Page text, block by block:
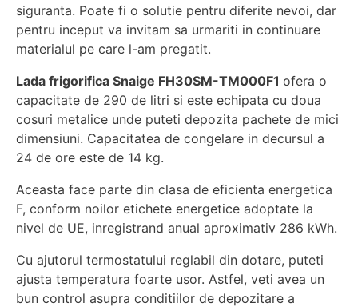
siguranta. Poate fi o solutie pentru diferite nevoi, dar
pentru inceput va invitam sa urmariti in continuare
materialul pe care l-am pregatit.
Lada frigorifica Snaige FH30SM-TM000F1 ofera o
capacitate de 290 de litri si este echipata cu doua
cosuri metalice unde puteti depozita pachete de mici
dimensiuni. Capacitatea de congelare in decursul a
24 de ore este de 14 kg.
Aceasta face parte din clasa de eficienta energetica
F, conform noilor etichete energetice adoptate la
nivel de UE, inregistrand anual aproximativ 286 kWh.
Cu ajutorul termostatului reglabil din dotare, puteti
ajusta temperatura foarte usor. Astfel, veti avea un
bun control asupra conditiilor de depozitare a